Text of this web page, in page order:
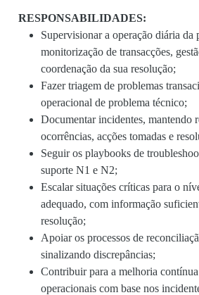
RESPONSABILIDADES:
Supervisionar a operação diária
monitorização de transacções,
coordenação da sua resolução;
Fazer triagem de problemas
operacional de problema técnico;
Documentar incidentes, mantendo
ocorrências, acções tomadas e
Seguir os playbooks de
suporte N1 e N2;
Escalar situações críticas para o
adequado, com informação
resolução;
Apoiar os processos de
sinalizando discrepâncias;
Contribuir para a melhoria
operacionais com base nos